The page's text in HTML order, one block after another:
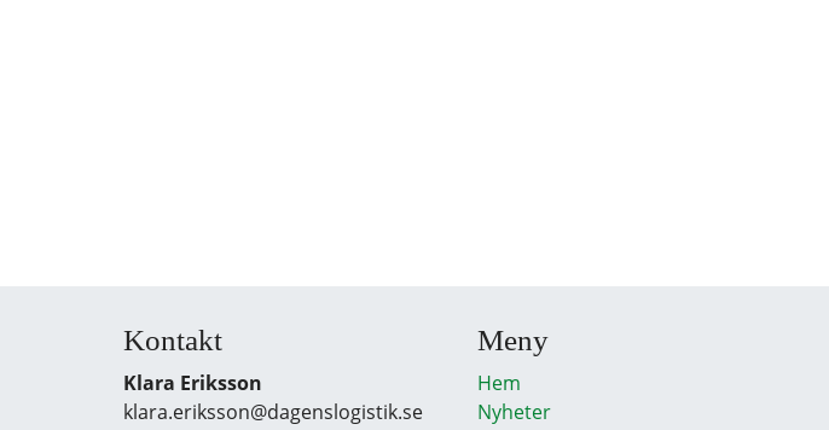
Kontakt
Klara Eriksson
klara.eriksson@dagenslogistik.se
Meny
Hem
Nyheter